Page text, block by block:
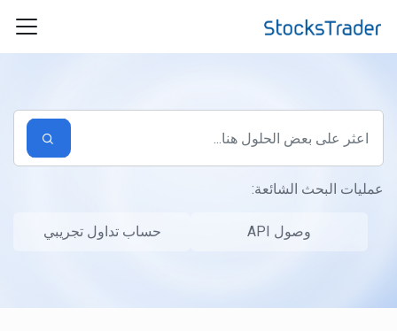
عمليات البحث الشائعة:
وصول API حساب تداول تجريبي